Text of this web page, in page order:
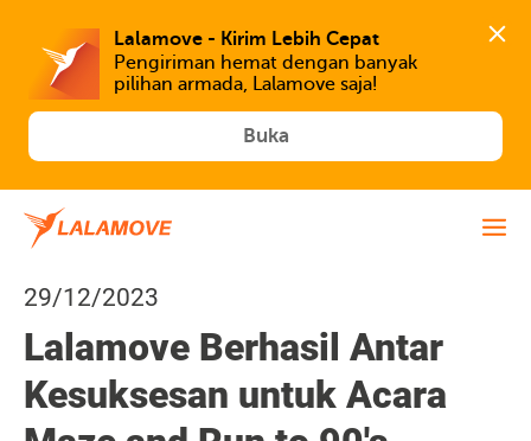
Lalamove - Kirim Lebih Cepat
Pengiriman hemat dengan banyak
Buka
29/12/2023
Lalamove Berhasil Antar
Kesuksesan untuk Acara